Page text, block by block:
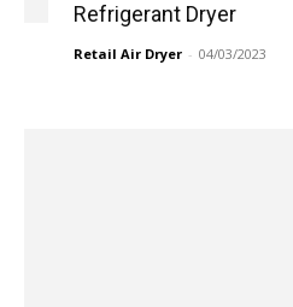
Refrigerant Dryer
Retail Air Dryer - 04/03/2023